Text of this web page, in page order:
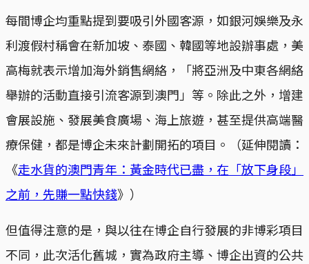
每間博企均重點提到要吸引外國客源，如銀河娛樂及永
利渡假村稱會在新加坡、泰國、韓國等地設辦事處，美
高梅就表示增加海外銷售網絡，「將亞洲及中東各網絡
舉辦的活動直接引流客源到澳門」等。除此之外，增建
會展設施、發展美食廣場、海上旅遊，甚至提供高端醫
療保健，都是博企未來計劃開拓的項目。（延伸閱讀：
《走水貨的澳門青年：黃金時代已盡，在「放下身段」
之前，先賺一點快錢》）
但值得注意的是，與以往在博企自行發展的非博彩項目
不同，此次活化舊城，實為政府主導、博企出資的公共